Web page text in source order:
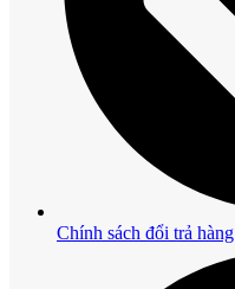
Chính sách đổi trả hàng